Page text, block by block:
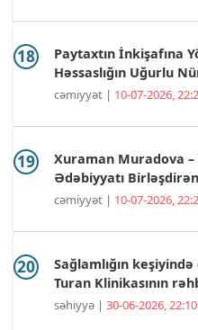
Paytaxtın İnkişafına
Həssaslığın Uğurlu
cəmiyyət | 10-07-2026,
Xuraman Muradova –
Ədəbiyyatı
cəmiyyət | 10-07-2026,
Sağlamlığın
Turan Klinikasının
səhiyyə | 30-06-2026, 22:10